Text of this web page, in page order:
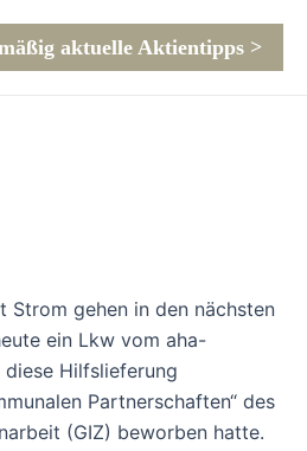
aktuelle Aktientipps >
Strom gehen in den nächsten
ein Lkw vom aha-
Hilfslieferung
Partnerschaften“ des
(GIZ) beworben hatte.